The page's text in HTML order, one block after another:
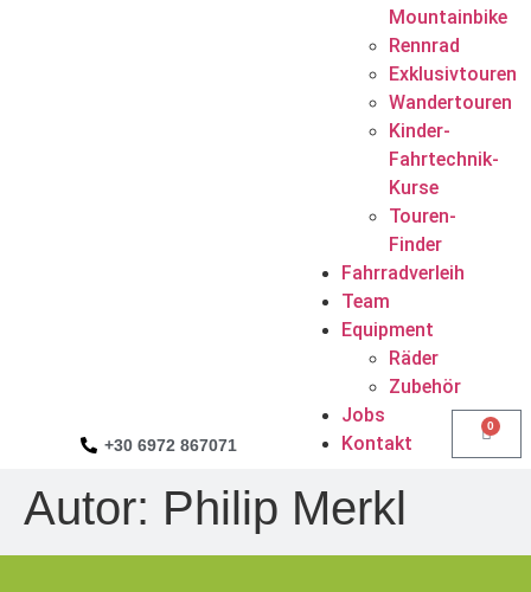
+30 6972 867071
Mountainbike
Rennrad
Exklusivtouren
Wandertouren
Kinder-
Fahrtechnik-
Kurse
Touren-
Finder
Fahrradverleih
Team
Equipment
Räder
Zubehör
Jobs
Kontakt
0
Autor: Philip Merkl